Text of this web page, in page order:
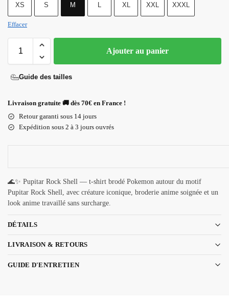
XS S M L XL XXL XXXL
Effacer
Ajouter au panier
Guide des tailles
Livraison gratuite 🚚 dès 70€ en France !
Retour garanti sous 14 jours
Expédition sous 2 à 3 jours ouvrés
🌊✨ Pupitar Rock Shell — t-shirt brodé Pokemon autour du motif
Pupitar Rock Shell, avec créature iconique, broderie anime soignée et un
look anime travaillé sans surcharge.
DÉTAILS
LIVRAISON & RETOURS
GUIDE D'ENTRETIEN